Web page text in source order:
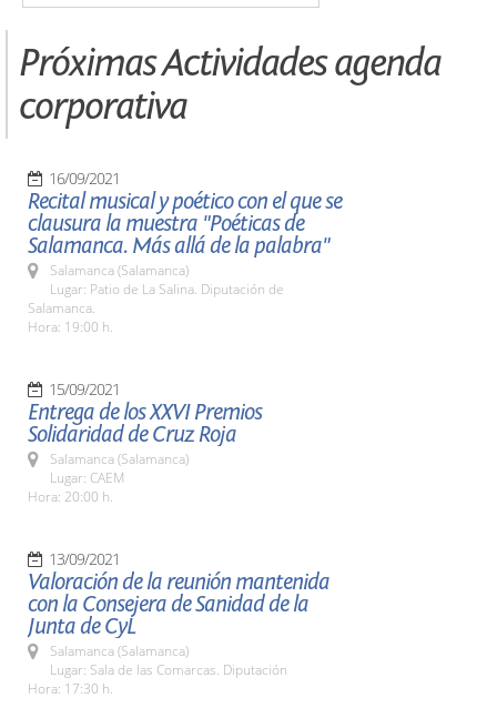
Próximas Actividades agenda
corporativa
16/09/2021
Recital musical y poético con el que se
clausura la muestra "Poéticas de
Salamanca. Más allá de la palabra"
Salamanca (Salamanca)
Lugar: Patio de La Salina. Diputación de
Salamanca.
Hora: 19:00 h.
15/09/2021
Entrega de los XXVI Premios
Solidaridad de Cruz Roja
Salamanca (Salamanca)
Lugar: CAEM
Hora: 20:00 h.
13/09/2021
Valoración de la reunión mantenida
con la Consejera de Sanidad de la
Junta de CyL
Salamanca (Salamanca)
Lugar: Sala de las Comarcas. Diputación
Hora: 17:30 h.